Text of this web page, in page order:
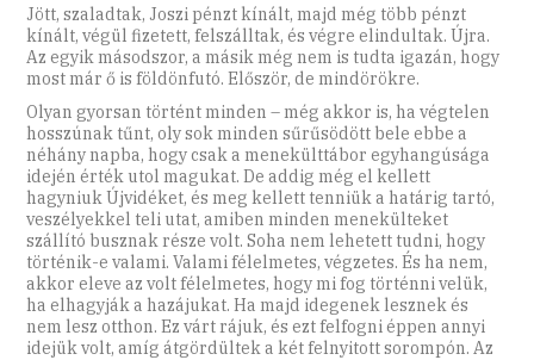
Jött, szaladtak, Joszi pénzt kínált, majd még több pénzt
kínált, végül fizetett, felszálltak, és végre elindultak. Újra.
Az egyik másodszor, a másik még nem is tudta igazán, hogy
most már ő is földönfutó. Először, de mindörökre.
Olyan gyorsan történt minden – még akkor is, ha végtelen
hosszúnak tűnt, oly sok minden sűrűsödött bele ebbe a
néhány napba, hogy csak a menekülttábor egyhangúsága
idején érték utol magukat. De addig még el kellett
hagyniuk Újvidéket, és meg kellett tenniük a határig tartó,
veszélyekkel teli utat, amiben minden menekülteket
szállító busznak része volt. Soha nem lehetett tudni, hogy
történik-e valami. Valami félelmetes, végzetes. És ha nem,
akkor eleve az volt félelmetes, hogy mi fog történni velük,
ha elhagyják a hazájukat. Ha majd idegenek lesznek és
nem lesz otthon. Ez várt rájuk, és ezt felfogni éppen annyi
idejük volt, amíg átgördültek a két felnyitott sorompón. Az